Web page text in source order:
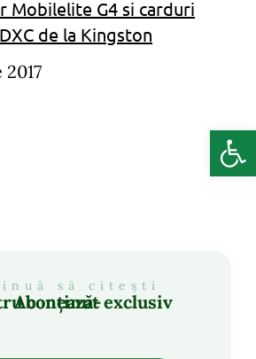
Mobilelite G4 si carduri
de la Kingston
să citești
te pentru conținut exclusiv